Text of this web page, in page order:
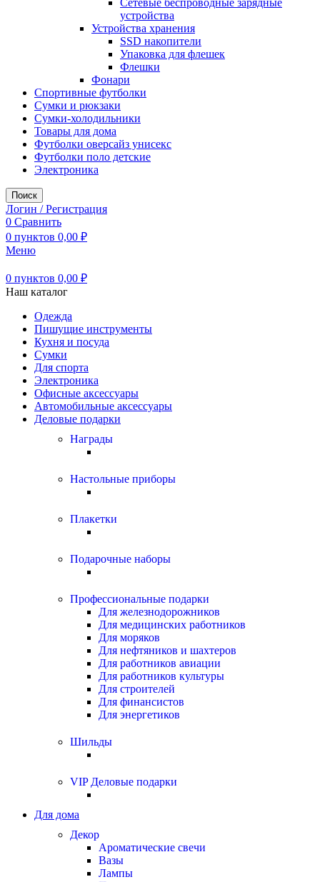
Сетевые беспроводные зарядные
устройства
Устройства хранения
SSD накопители
Упаковка для флешек
Флешки
Фонари
Спортивные футболки
Сумки и рюкзаки
Сумки-холодильники
Товары для дома
Футболки оверсайз унисекс
Футболки поло детские
Электроника
Поиск
Логин / Регистрация
0 Сравнить
0 пунктов 0,00 ₽
Меню
0 пунктов 0,00 ₽
Наш каталог
Одежда
Пишущие инструменты
Кухня и посуда
Сумки
Для спорта
Электроника
Офисные аксессуары
Автомобильные аксессуары
Деловые подарки
Награды
Настольные приборы
Плакетки
Подарочные наборы
Профессиональные подарки
Для железнодорожников
Для медицинских работников
Для моряков
Для нефтяников и шахтеров
Для работников авиации
Для работников культуры
Для строителей
Для финансистов
Для энергетиков
Шильды
VIP Деловые подарки
Для дома
Декор
Ароматические свечи
Вазы
Лампы